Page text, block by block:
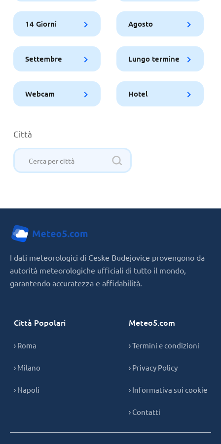
14 Giorni Agosto
Settembre Lungo termine
Webcam Hotel
Città
I dati meteorologici di Ceske Budejovice provengono da
autorità meteorologiche ufficiali di tutto il mondo,
garantendo accuratezza e affidabilità.
Città Popolari
› Roma
› Milano
› Napoli
Meteo5.com
› Termini e condizioni
› Privacy Policy
› Informativa sui cookie
› Contatti